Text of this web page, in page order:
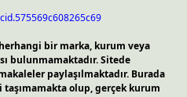
bir marka, kurum veya
bulunmamaktadır. Sitede
paylaşılmaktadır. Burada
olup, gerçek kurum